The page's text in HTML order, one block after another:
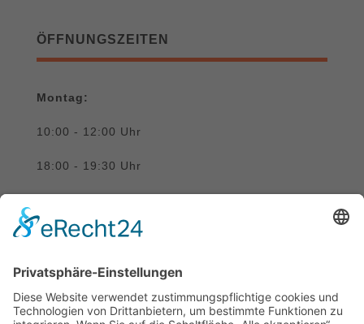
ÖFFNUNGSZEITEN
Montag:
10:00 - 12:00 Uhr
18:00 - 19:30 Uhr
Donnerstag:
10:00 - 12:00 Uhr
SUCHE